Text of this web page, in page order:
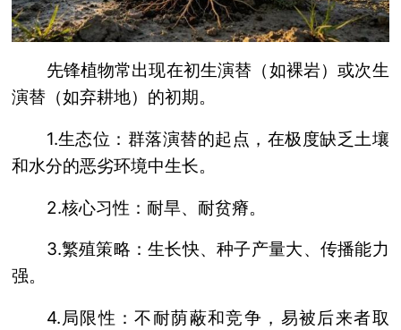
先锋植物常出现在初生演替（如裸岩）或次生
演替（如弃耕地）的初期。
1.生态位：群落演替的起点，在极度缺乏土壤
和水分的恶劣环境中生长。
2.核心习性：耐旱、耐贫瘠。
3.繁殖策略：生长快、种子产量大、传播能力
强。
4.局限性：不耐荫蔽和竞争，易被后来者取